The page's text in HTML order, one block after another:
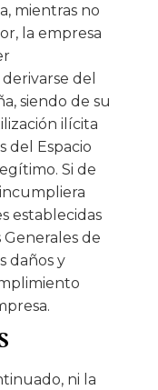
mientras no
la empresa
del
siendo de su
ilícita
del Espacio
Si de
establecidas
de
daños y
ni la